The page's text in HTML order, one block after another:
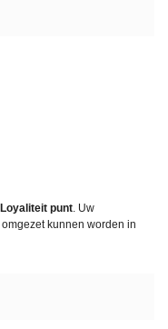
Loyaliteit punt. Uw
kunnen worden in